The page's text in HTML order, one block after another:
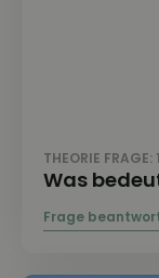
THEORIE FRAGE:
Was